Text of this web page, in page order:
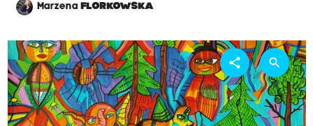
MarzenaFLORKOWSKA
share search